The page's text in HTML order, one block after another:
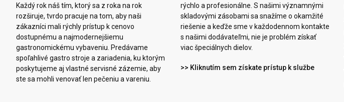
Každý rok náš tím, ktorý sa z roka na rok
rozširuje, tvrdo pracuje na tom, aby naši
zákazníci mali rýchly prístup k cenovo
dostupnému a najmodernejšiemu
gastronomickému vybaveniu. Predávame
spoľahlivé gastro stroje a zariadenia, ku ktorým
poskytujeme aj vlastné servisné zázemie, aby
ste sa mohli venovať len pečeniu a vareniu.
rýchlo a profesionálne. S našimi významnými
skladovými zásobami sa snažíme o okamžité
riešenie a keďže sme v každodennom kontakte
s našimi dodávateľmi, nie je problém získať
viac špeciálnych dielov.
>> Kliknutím sem získate prístup k službe